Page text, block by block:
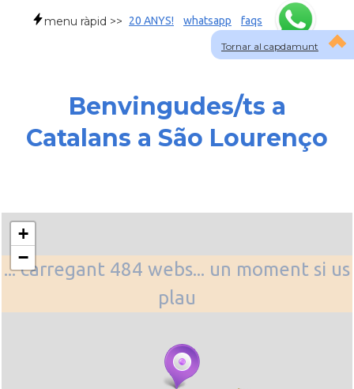
Tornar al capdamunt
menu ràpid >> 20 ANYS! whatsapp faqs
Benvingudes/ts a
Catalans a São Lourenço
... carregant 484 webs... un moment si us
plau
+
−